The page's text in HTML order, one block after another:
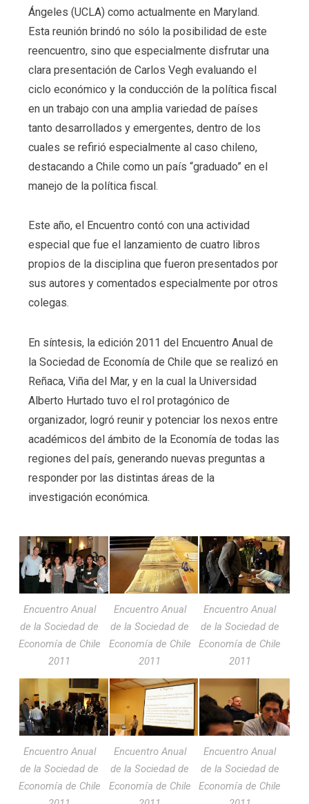
Ángeles (UCLA) como actualmente en Maryland.
Esta reunión brindó no sólo la posibilidad de este
reencuentro, sino que especialmente disfrutar una
clara presentación de Carlos Vegh evaluando el
ciclo económico y la conducción de la política fiscal
en un trabajo con una amplia variedad de países
tanto desarrollados y emergentes, dentro de los
cuales se refirió especialmente al caso chileno,
destacando a Chile como un país “graduado” en el
manejo de la política fiscal.
Este año, el Encuentro contó con una actividad
especial que fue el lanzamiento de cuatro libros
propios de la disciplina que fueron presentados por
sus autores y comentados especialmente por otros
colegas.
En síntesis, la edición 2011 del Encuentro Anual de
la Sociedad de Economía de Chile que se realizó en
Reñaca, Viña del Mar, y en la cual la Universidad
Alberto Hurtado tuvo el rol protagónico de
organizador, logró reunir y potenciar los nexos entre
académicos del ámbito de la Economía de todas las
regiones del país, generando nuevas preguntas a
responder por las distintas áreas de la
investigación económica.
Encuentro Anual
de la Sociedad de
Economía de Chile
2011
Encuentro Anual
de la Sociedad de
Economía de Chile
2011
Encuentro Anual
de la Sociedad de
Economía de Chile
2011
Encuentro Anual
de la Sociedad de
Economía de Chile
Encuentro Anual
de la Sociedad de
Economía de Chile
Encuentro Anual
de la Sociedad de
Economía de Chile